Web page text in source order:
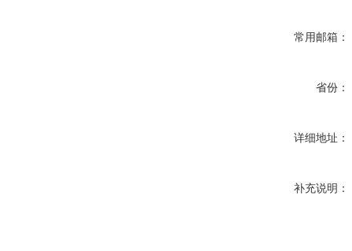
常用邮箱：
省份：
详细地址：
补充说明：